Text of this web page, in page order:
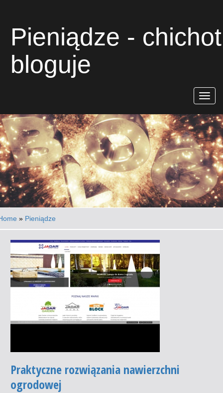
Pieniądze - chichot
bloguje
Rozwiń
» Pieniądze
Praktyczne rozwiązania nawierzchni
ogrodowej